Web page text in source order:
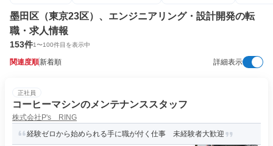
墨田区（東京23区）、エンジニアリング・設計開発の転
職・求人情報
153件1〜100件目を表示中
関連度順新着順 詳細表示
正社員
コーヒーマシンのメンテナンススタッフ
株式会社P's RING
経験ゼロから始められる手に職が付く仕事 未経験者大歓迎